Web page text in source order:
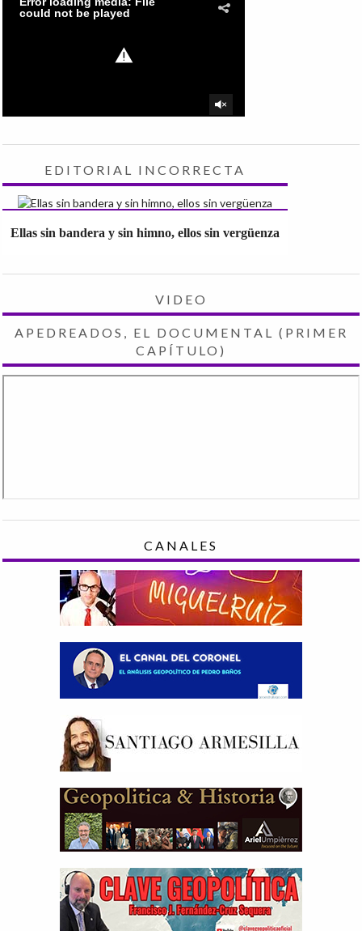
EDITORIAL INCORRECTA
Ellas sin bandera y sin himno, ellos sin vergüenza
VIDEO
APEDREADOS, EL DOCUMENTAL (PRIMER
CAPÍTULO)
CANALES